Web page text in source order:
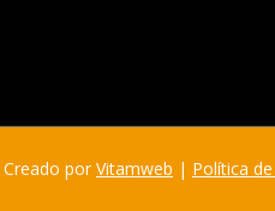
porVitamweb | Política